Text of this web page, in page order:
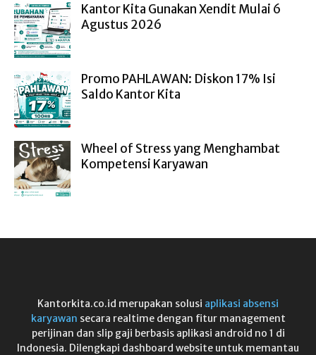
Kantor Kita Gunakan Xendit Mulai 6
Agustus 2026
Promo PAHLAWAN: Diskon 17% Isi
Saldo Kantor Kita
Wheel of Stress yang Menghambat
Kompetensi Karyawan
Kantorkita.co.id merupakan solusi aplikasi absensi
karyawan secara realtime dengan fitur management
perijinan dan slip gaji berbasis aplikasi android no 1 di
Indonesia. Dilengkapi dashboard website untuk memantau